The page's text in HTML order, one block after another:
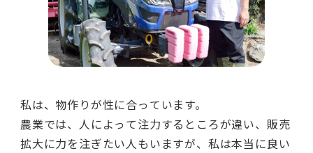
私は、物作りが性に合っています。
農業では、人によって注力するところが違い、販売
拡大に力を注ぎたい人もいますが、私は本当に良い